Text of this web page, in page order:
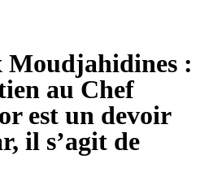
Moudjahidines :
au Chef
est un devoir
il s’agit de